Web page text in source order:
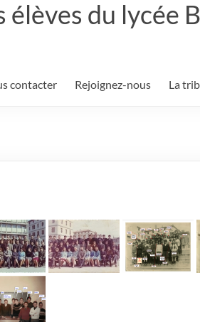
élèves du lycée
contacter Rejoignez-nous La